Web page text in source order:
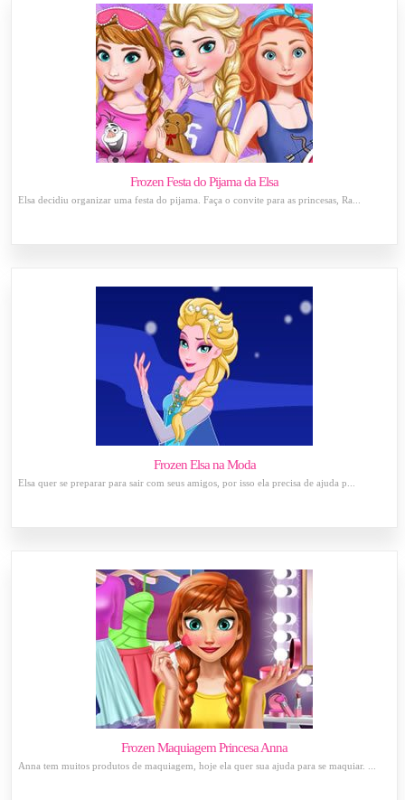
Frozen Festa do Pijama da Elsa
Elsa decidiu organizar uma festa do pijama. Faça o convite para as princesas, Ra...
Frozen Elsa na Moda
Elsa quer se preparar para sair com seus amigos, por isso ela precisa de ajuda p...
Frozen Maquiagem Princesa Anna
Anna tem muitos produtos de maquiagem, hoje ela quer sua ajuda para se maquiar. ...